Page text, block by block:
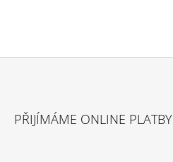
PŘIJÍMÁME ONLINE PLATBY